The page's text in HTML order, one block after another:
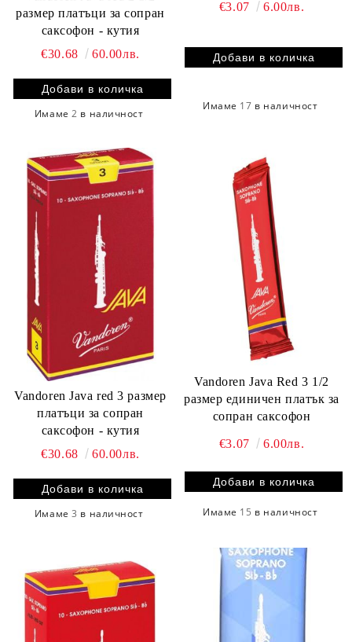
размер платъци за сопран
саксофон - кутия
€30.68
60.00лв.
Имаме2 в наличност
€3.07 6.00лв.
Имаме 17 в наличност
Vandoren Java red 3 размер
платъци за сопран
саксофон - кутия
€30.68
60.00лв.
Имаме3 в наличност
Vandoren Java Red 3 1/2
размер единичен платък за
сопран саксофон
€3.07 6.00лв.
Имаме 15 в наличност